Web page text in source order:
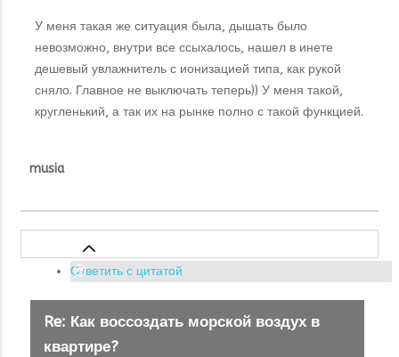
У меня такая же ситуация была, дышать было
невозможно, внутри все ссыхалось, нашел в инете
дешевый увлажнитель с ионизацией типа, как рукой
сняло. Главное не выключать теперь)) У меня такой,
кругленький, а так их на рынке полно с такой функцией.
musia
Ответить с цитатой
Re: Как воссоздать морской воздух в
квартире?